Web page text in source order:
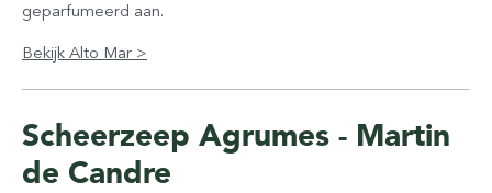
geparfumeerd aan.
Bekijk Alto Mar >
Scheerzeep Agrumes - Martin
de Candre